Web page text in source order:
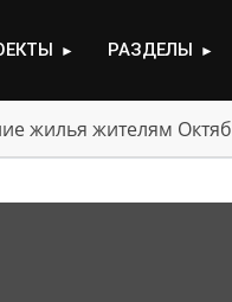
► РАЗДЕЛЫ ►
жилья жителям